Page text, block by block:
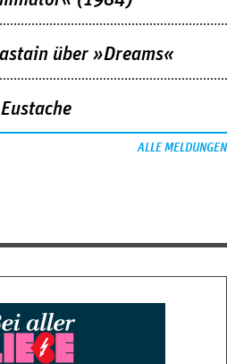
über »Dreams«
ALLE MELDUNGEN